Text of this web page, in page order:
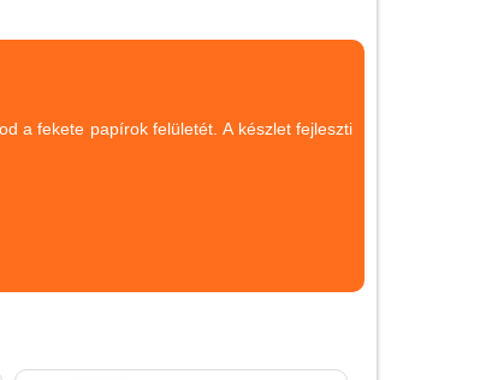
a fekete papírok felületét. A készlet fejleszti
Pasztell játékok